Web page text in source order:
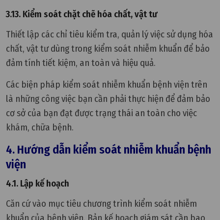
3.13. Kiểm soát chặt chẽ hóa chất, vật tư
Thiết lập các chỉ tiêu kiểm tra, quản lý việc sử dụng hóa
chất, vật tư dùng trong kiểm soát nhiễm khuẩn để bảo
đảm tính tiết kiệm, an toàn và hiệu quả.
Các biện pháp kiểm soát nhiễm khuẩn bệnh viện trên
là những công việc bạn cần phải thực hiện để đảm bảo
cơ sở của bạn đạt được trạng thái an toàn cho việc
khám, chữa bệnh.
4. Hướng dẫn kiểm soát nhiễm khuẩn bệnh
viện
4.1. Lập kế hoạch
Căn cứ vào mục tiêu chương trình kiểm soát nhiễm